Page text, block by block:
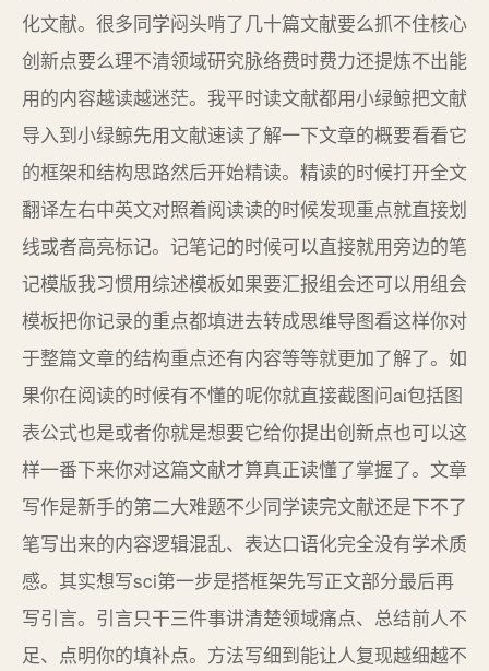
化文献。很多同学闷头啃了几十篇文献要么抓不住核心
创新点要么理不清领域研究脉络费时费力还提炼不出能
用的内容越读越迷茫。我平时读文献都用小绿鲸把文献
导入到小绿鲸先用文献速读了解一下文章的概要看看它
的框架和结构思路然后开始精读。精读的时候打开全文
翻译左右中英文对照着阅读读的时候发现重点就直接划
线或者高亮标记。记笔记的时候可以直接就用旁边的笔
记模版我习惯用综述模板如果要汇报组会还可以用组会
模板把你记录的重点都填进去转成思维导图看这样你对
于整篇文章的结构重点还有内容等等就更加了解了。如
果你在阅读的时候有不懂的呢你就直接截图问ai包括图
表公式也是或者你就是想要它给你提出创新点也可以这
样一番下来你对这篇文献才算真正读懂了掌握了。文章
写作是新手的第二大难题不少同学读完文献还是下不了
笔写出来的内容逻辑混乱、表达口语化完全没有学术质
感。其实想写sci第一步是搭框架先写正文部分最后再
写引言。引言只干三件事讲清楚领域痛点、总结前人不
足、点明你的填补点。方法写细到能让人复现越细越不